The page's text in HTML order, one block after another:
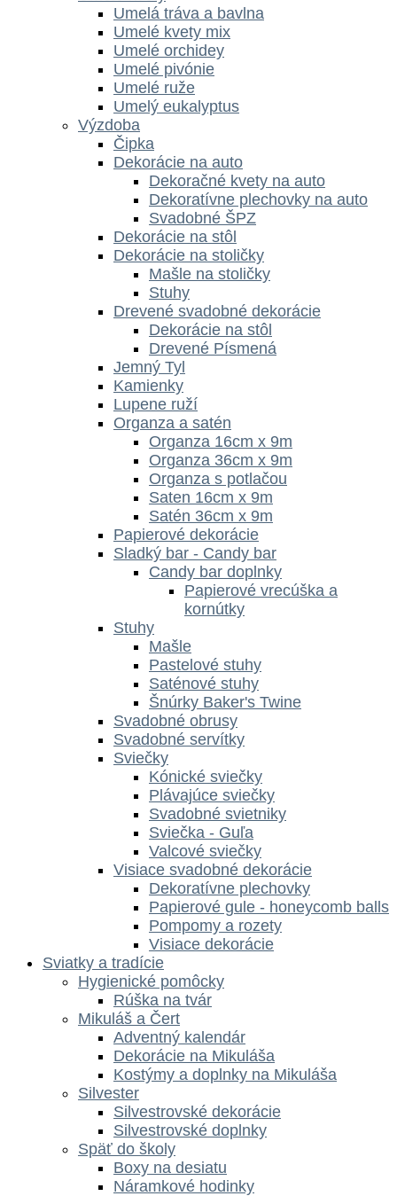
Umelá tráva a bavlna
Umelé kvety mix
Umelé orchidey
Umelé pivónie
Umelé ruže
Umelý eukalyptus
Výzdoba
Čipka
Dekorácie na auto
Dekoračné kvety na auto
Dekoratívne plechovky na auto
Svadobné ŠPZ
Dekorácie na stôl
Dekorácie na stoličky
Mašle na stoličky
Stuhy
Drevené svadobné dekorácie
Dekorácie na stôl
Drevené Písmená
Jemný Tyl
Kamienky
Lupene ruží
Organza a satén
Organza 16cm x 9m
Organza 36cm x 9m
Organza s potlačou
Saten 16cm x 9m
Satén 36cm x 9m
Papierové dekorácie
Sladký bar - Candy bar
Candy bar doplnky
Papierové vrecúška a
kornútky
Stuhy
Mašle
Pastelové stuhy
Saténové stuhy
Šnúrky Baker's Twine
Svadobné obrusy
Svadobné servítky
Sviečky
Kónické sviečky
Plávajúce sviečky
Svadobné svietniky
Sviečka - Guľa
Valcové sviečky
Visiace svadobné dekorácie
Dekoratívne plechovky
Papierové gule - honeycomb balls
Pompomy a rozety
Visiace dekorácie
Sviatky a tradície
Hygienické pomôcky
Rúška na tvár
Mikuláš a Čert
Adventný kalendár
Dekorácie na Mikuláša
Kostýmy a doplnky na Mikuláša
Silvester
Silvestrovské dekorácie
Silvestrovské doplnky
Späť do školy
Boxy na desiatu
Náramkové hodinky